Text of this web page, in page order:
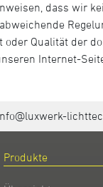
dass wir
oder Qualität der
Internet-
Produkte